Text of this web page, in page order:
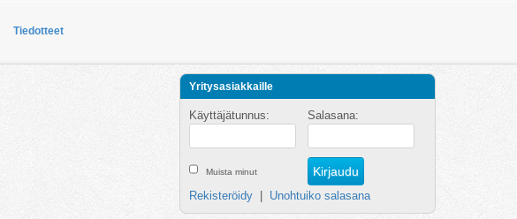
Tiedotteet
Yritysasiakkaille
Käyttäjätunnus: Salasana:
Muista minut
Rekisteröidy Unohtuiko salasana